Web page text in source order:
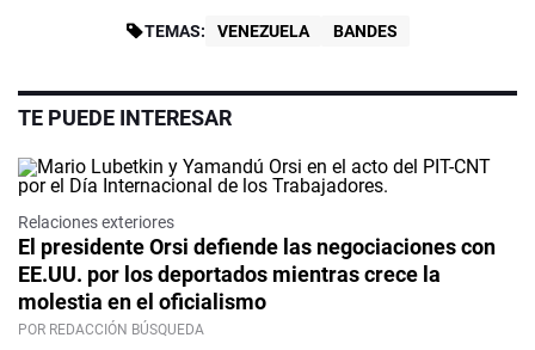
TEMAS: VENEZUELA BANDES
TE PUEDE INTERESAR
Relaciones exteriores
El presidente Orsi defiende las negociaciones con
EE.UU. por los deportados mientras crece la
molestia en el oficialismo
POR REDACCIÓN BÚSQUEDA